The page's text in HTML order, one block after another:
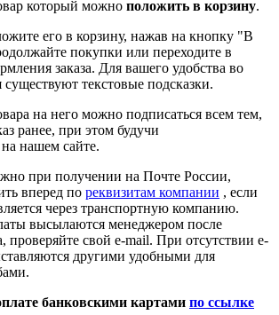
который можно положить в корзину.
его в корзину, нажав на кнопку "В
покупки или переходите в
заказа. Для вашего удобства во
текстовые подсказки.
на него можно подписаться всем тем,
ранее, при этом будучи
нашем сайте.
при получении на Почте России,
вперед по реквизитам компании , если
через транспортную компанию.
высылаются менеджером после
проверяйте свой e-mail. При отсутствии e-
другими удобными для
банковскими картами по ссылке